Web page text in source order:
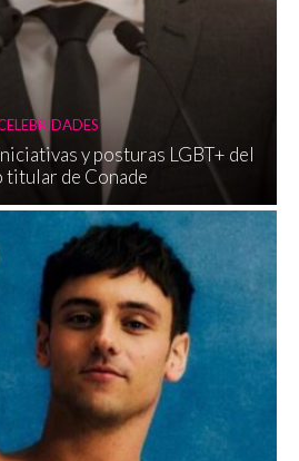
y posturas LGBT+ del
titular de Conade